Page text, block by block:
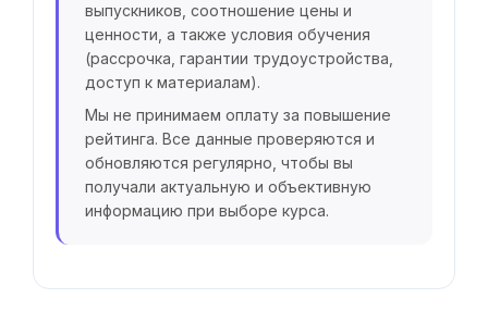
выпускников, соотношение цены и
ценности, а также условия обучения
(рассрочка, гарантии трудоустройства,
доступ к материалам).
Мы не принимаем оплату за повышение
рейтинга. Все данные проверяются и
обновляются регулярно, чтобы вы
получали актуальную и объективную
информацию при выборе курса.